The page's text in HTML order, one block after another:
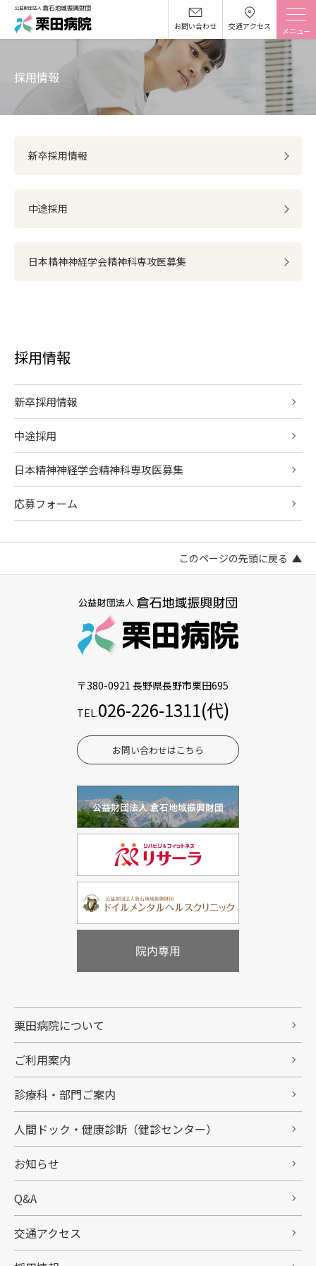
お問い合わせ 交通アクセス
採用情報
新卒採用情報
中途採用
日本精神神経学会精神科専攻医募集
採用情報
新卒採用情報
中途採用
日本精神神経学会精神科専攻医募集
応募フォーム
このページの先頭に戻る
〒380-0921 長野県長野市栗田695
TEL.026-226-1311(代)
お問い合わせはこちら
栗田病院について
ご利用案内
診療科・部門ご案内
人間ドック・健康診断（健診センター）
お知らせ
Q&A
交通アクセス